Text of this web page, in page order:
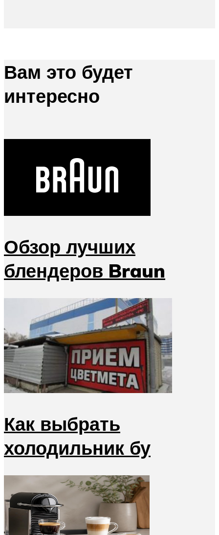
Вам это будет
интересно
Обзор лучших
блендеров Braun
Как выбрать
холодильник бу